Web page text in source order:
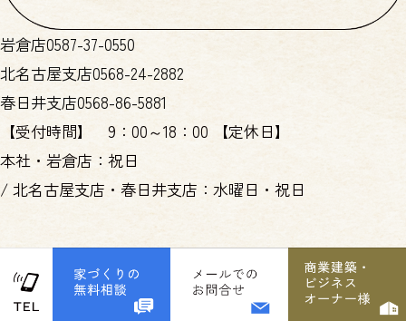
岩倉店0587-37-0550
北名古屋支店0568-24-2882
春日井支店0568-86-5881
【受付時間】
9：00～18：00
【定休日】
本社・岩倉店：祝日
/ 北名古屋支店・春日井支店：水曜日・祝日